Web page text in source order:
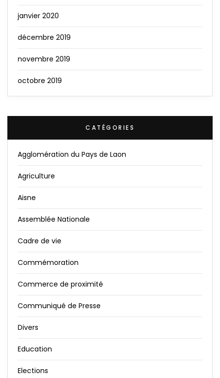
janvier 2020
décembre 2019
novembre 2019
octobre 2019
CATÉGORIES
Agglomération du Pays de Laon
Agriculture
Aisne
Assemblée Nationale
Cadre de vie
Commémoration
Commerce de proximité
Communiqué de Presse
Divers
Education
Elections